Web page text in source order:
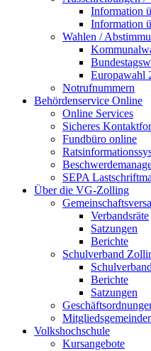
Information
Information
Wahlen /
Europawahl
Notrufnummern
Behördenservice Online
Online Services
Sicheres
Fundbüro online
SEPA
Über die VG-Zolling
Verbandsräte
Satzungen
Berichte
Schulverband
Berichte
Satzungen
Volkshochschule
Kursangebote